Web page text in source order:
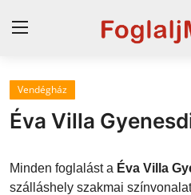
Magyarország
Horvát tengerpart
Horvátország
Vendégház
Éva Villa
Minden foglalást a Éva Villa
szálláshely szakmai